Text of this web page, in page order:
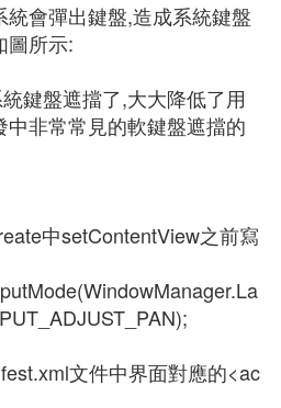
會彈出鍵盤,造成系統鍵盤
圖所示:
鍵盤遮擋了,大大降低了用
中非常常見的軟鍵盤遮擋的
中setContentView之前寫
文件中界面對應的<ac